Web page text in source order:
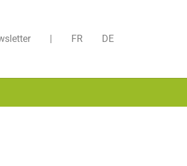
| FR DE